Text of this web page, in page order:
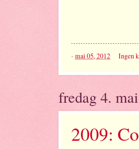
- mai 05, 2012 Ingen
fredag 4.
2009: